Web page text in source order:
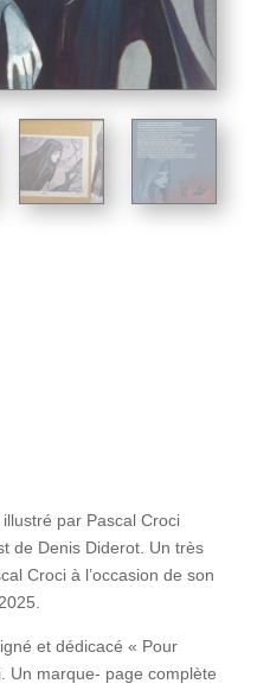
par Pascal Croci
de Denis Diderot. Un très
Croci à l’occasion de son
et dédicacé « Pour
Un marque- page complète